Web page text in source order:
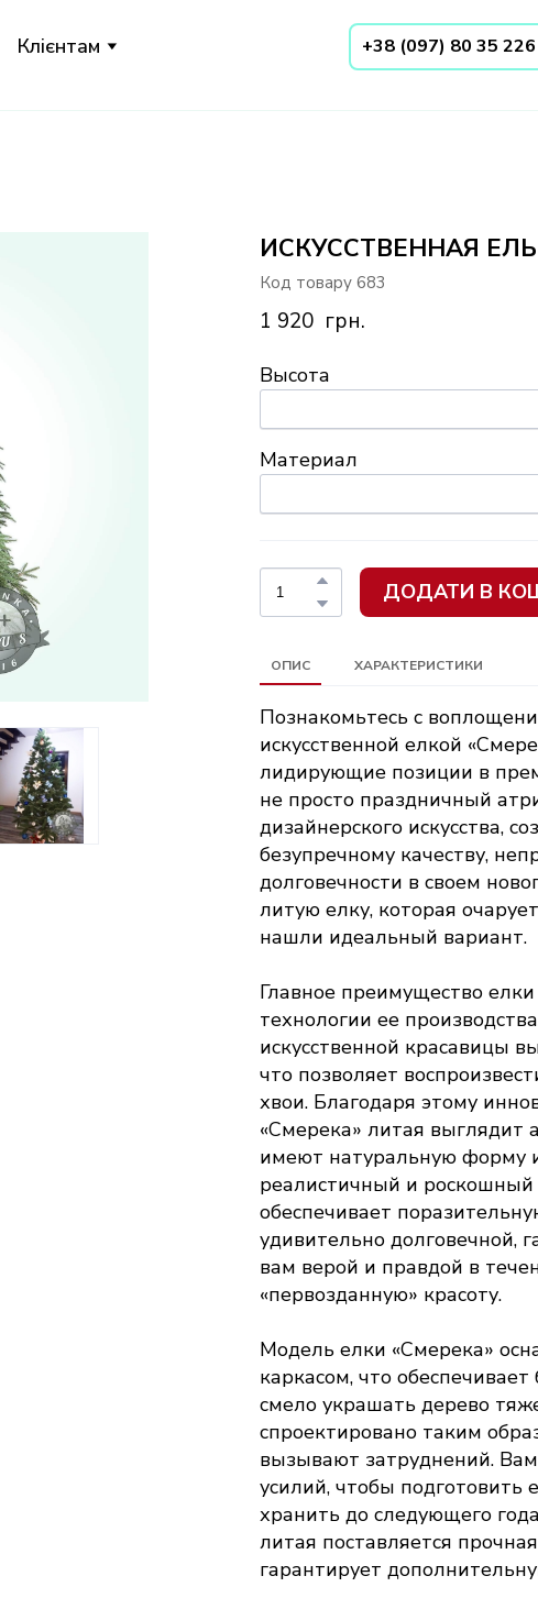
Клієнтам +38 (097) 80 35 226
ИСКУССТВЕННАЯ
Код товару 683
1 920  грн.
Высота
Материал
ДОДАТИ В
ОПИС ХАРАКТЕРИСТИКИ
Познакомьтесь с
искусственной елкой
лидирующие позиции в
не просто праздничный
дизайнерского искусства,
безупречному качеству,
долговечности в своем
литую елку, которая
нашли идеальный вариант.
Главное преимущество
технологии ее
искусственной красавицы
что позволяет
хвои. Благодаря этому
«Смерека» литая выглядит
имеют натуральную форму
реалистичный и роскошный
обеспечивает
удивительно долговечной,
вам верой и правдой в
«первозданную» красоту.
Модель елки «Смерека»
каркасом, что
смело украшать дерево
спроектировано таким
вызывают затруднений.
усилий, чтобы подготовить
хранить до следующего
литая поставляется
гарантирует